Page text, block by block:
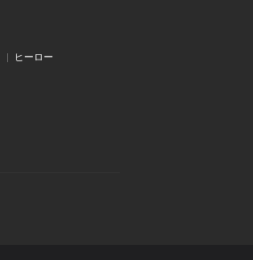
ヒーロー